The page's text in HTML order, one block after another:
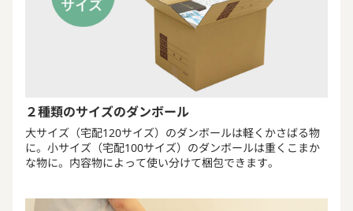
２種類のサイズのダンボール
大サイズ（宅配120サイズ）のダンボールは軽くかさばる物
に。小サイズ（宅配100サイズ）のダンボールは重くこまか
な物に。内容物によって使い分けて梱包できます。